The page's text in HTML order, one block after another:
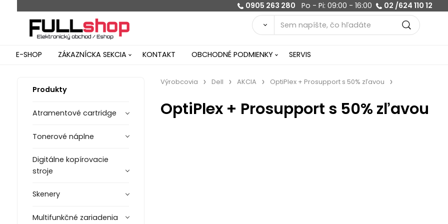
0905 263 280 Po - Pi: 09:00 - 16:00 02 /624 110 12
E-SHOP ZÁKAZNÍCKA SEKCIA KONTAKT OBCHODNÉ PODMIENKY SERVIS
Produkty
Atramentové cartridge
Tonerové náplne
Digitálne kopírovacie
stroje
Skenery
Multifunkčné zariadenia
Výrobcovia Dell AKCIA OptiPlex + Prosupport s 50% zľavou
OptiPlex + Prosupport s 50% zľavou